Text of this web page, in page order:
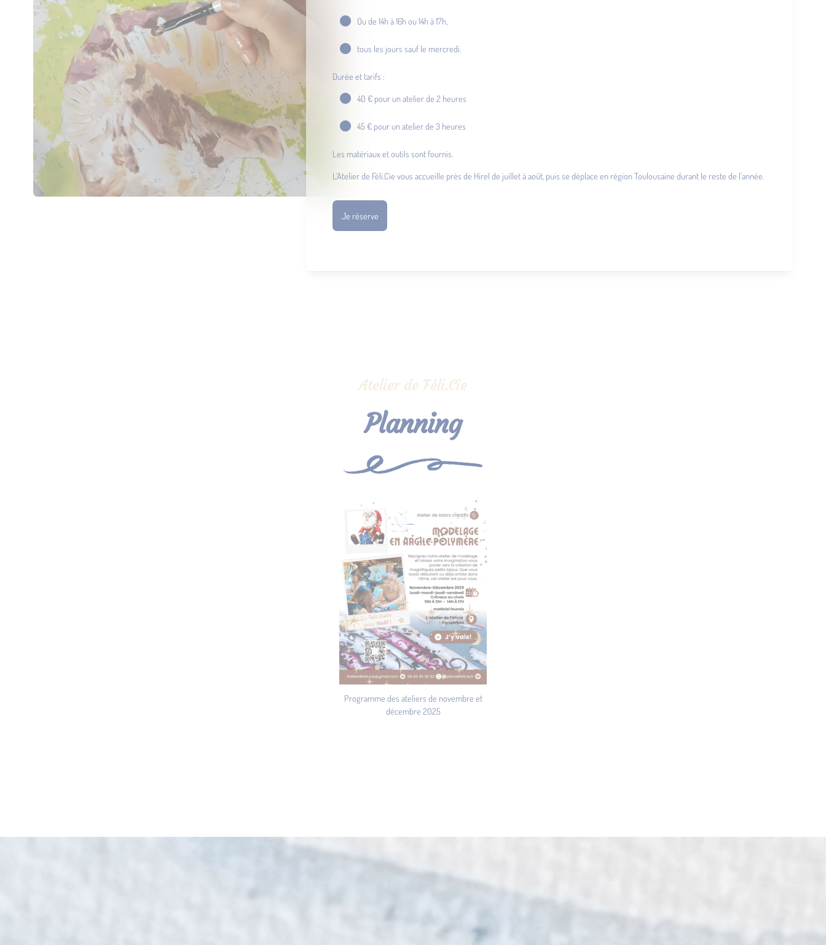
Ou de 14h à 16h ou 14h à 17h,
tous les jours sauf le mercredi.
Durée et tarifs :
40 € pour un atelier de 2 heures
45 € pour un atelier de 3 heures
Les matériaux et outils sont fournis.
L’Atelier de Féli.Cie vous accueille près de Hirel de juillet à août, puis se déplace en région Toulousaine durant le reste de l’année.
Je réserve
Atelier de Féli.Cie
Planning
Programme des ateliers de novembre et
décembre 2025